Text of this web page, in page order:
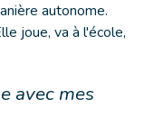
autonome.
joue, va à l'école,
avec mes